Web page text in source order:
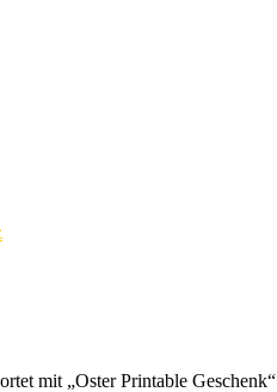
mit „Oster Printable Geschenk“